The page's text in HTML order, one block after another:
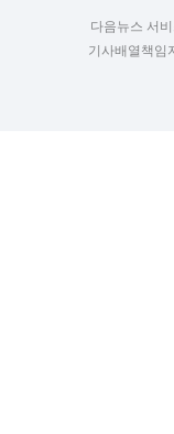
다음뉴스 서
기사배열책임